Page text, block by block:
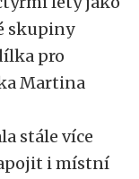
skupiny
pro
Martina
stále více
i místní